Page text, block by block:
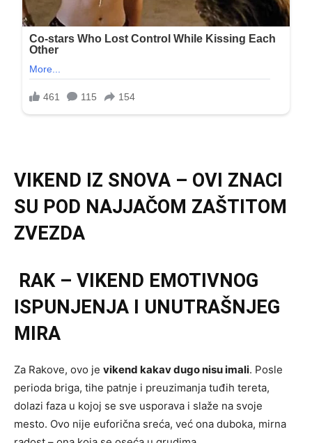
VIKEND IZ SNOVA – OVI ZNACI
SU POD NAJJAČOM ZAŠTITOM
ZVEZDA
RAK – VIKEND EMOTIVNOG
ISPUNJENJA I UNUTRAŠNJEG
MIRA
Za Rakove, ovo je vikend kakav dugo nisu imali. Posle
perioda briga, tihe patnje i preuzimanja tuđih tereta,
dolazi faza u kojoj se sve usporava i slaže na svoje
mesto. Ovo nije euforična sreća, već ona duboka, mirna